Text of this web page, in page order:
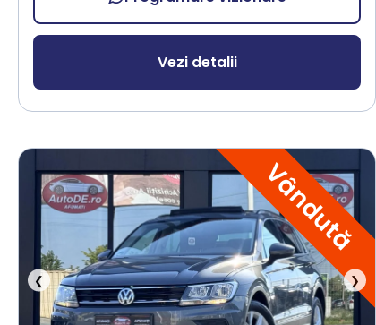
Vezi detalii
Vândută
❮ ❯